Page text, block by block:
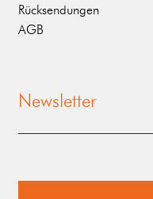
Rücksendungen
AGB
Newsletter